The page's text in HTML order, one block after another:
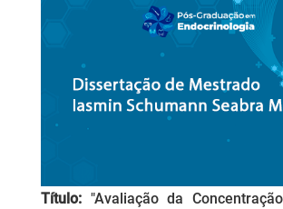
Título: "Avaliação da